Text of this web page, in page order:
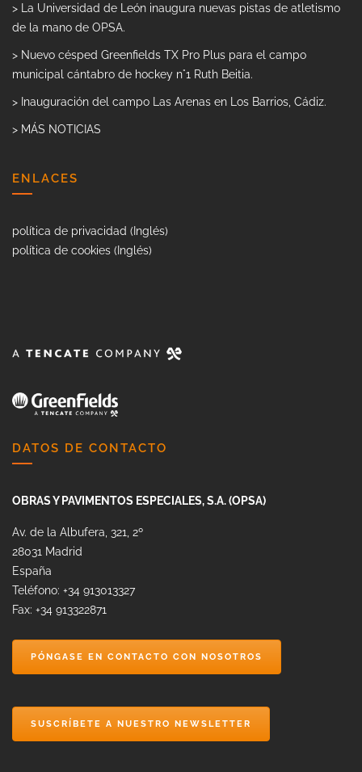
> La Universidad de León inaugura nuevas pistas de atletismo
de la mano de OPSA.
> Nuevo césped Greenfields TX Pro Plus para el campo
municipal cántabro de hockey n°1 Ruth Beitia.
> Inauguración del campo Las Arenas en Los Barrios, Cádiz.
> MÁS NOTICIAS
ENLACES
política de privacidad (Inglés)
política de cookies (Inglés)
DATOS DE CONTACTO
OBRAS Y PAVIMENTOS ESPECIALES, S.A. (OPSA)
Av. de la Albufera, 321, 2º
28031 Madrid
España
Teléfono: +34 913013327
Fax: +34 913322871
PÓNGASE EN CONTACTO CON NOSOTROS
SUSCRÍBETE A NUESTRO NEWSLETTER